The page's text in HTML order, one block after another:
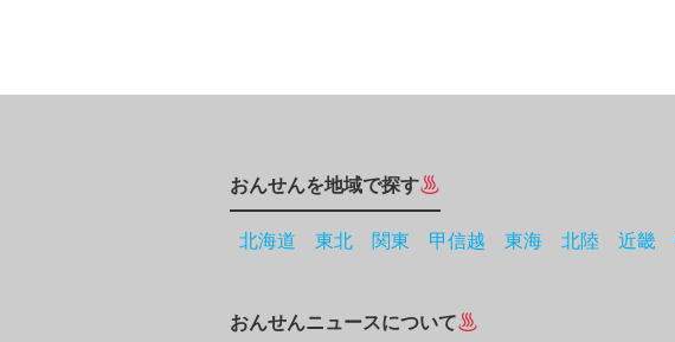
おんせんを地域で探す
北海道 東北 関東 甲信越 東海 北陸 近畿
おんせんニュースについて